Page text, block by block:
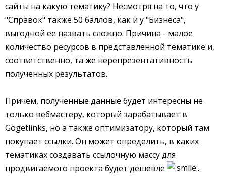
сайты на какую тематику? Несмотря на то, что у
"Справок" также 50 баллов, как и у "Бизнеса",
выгодной ее назвать сложно. Причина - малое
количество ресурсов в представленной тематике и,
соответственно, та же нерепрезентативность
полученных результатов.
Причем, полученные данные будет интересны не
только вебмастеру, который зарабатывает в
Gogetlinks, но а также оптимизатору, который там
покупает ссылки. Он может определить, в каких
тематиках создавать ссылочную массу для
продвигаемого проекта будет дешевле
.